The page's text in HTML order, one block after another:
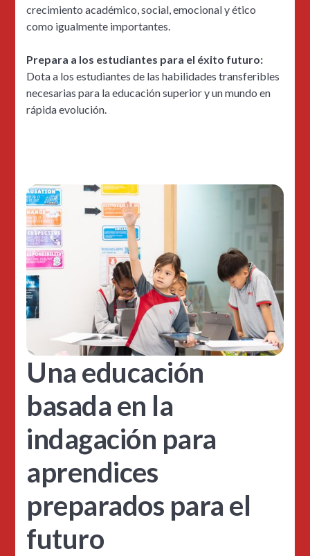
crecimiento académico, social, emocional y ético
como igualmente importantes.
Prepara a los estudiantes para el éxito futuro:
Dota a los estudiantes de las habilidades transferibles
necesarias para la educación superior y un mundo en
rápida evolución.
Una educación
basada en la
indagación para
aprendices
preparados para el
futuro